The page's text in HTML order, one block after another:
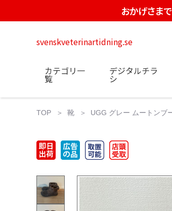
おかげさま
svenskveterinartidning.se
カテゴリ一
覧
デジタルチラ
シ
TOP 靴 UGG グレー ムートン